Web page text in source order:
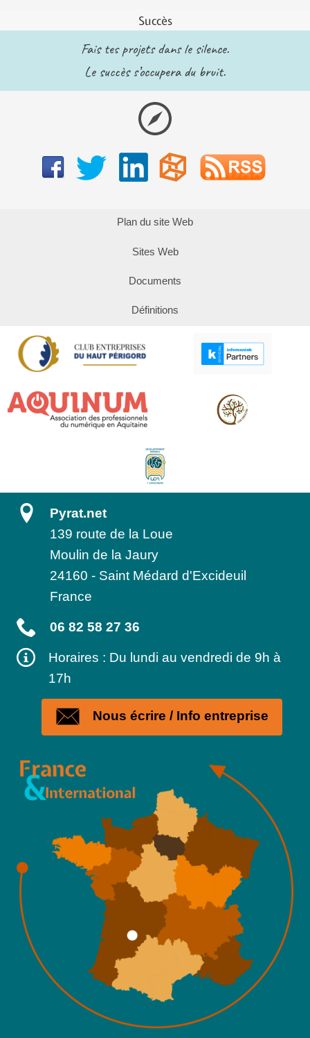
Succès
Fais tes projets dans le silence.
Le succès s’occupera du bruit.
Plan du site Web
Sites Web
Documents
Définitions
Pyrat.net
139 route de la Loue
Moulin de la Jaury
24160 - Saint Médard d'Excideuil
France
06 82 58 27 36
Horaires : Du lundi au vendredi de 9h à
17h
Nous écrire / Info entreprise